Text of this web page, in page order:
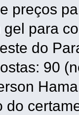
preços
para
do
90
do